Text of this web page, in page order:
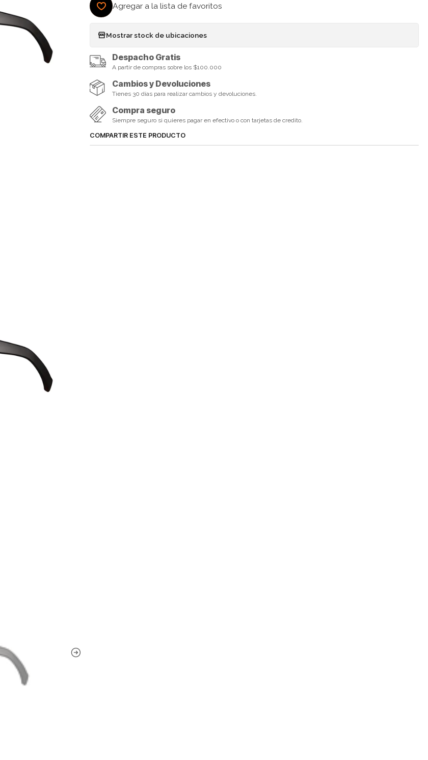
Agregar a la lista de favoritos
Mostrar stock de ubicaciones
Despacho Gratis
A partir de compras sobre los $100.000
Cambios y Devoluciones
Tienes 30 días para realizar cambios y devoluciones.
Compra seguro
Siempre seguro si quieres pagar en efectivo o con tarjetas de credito.
COMPARTIR ESTE PRODUCTO